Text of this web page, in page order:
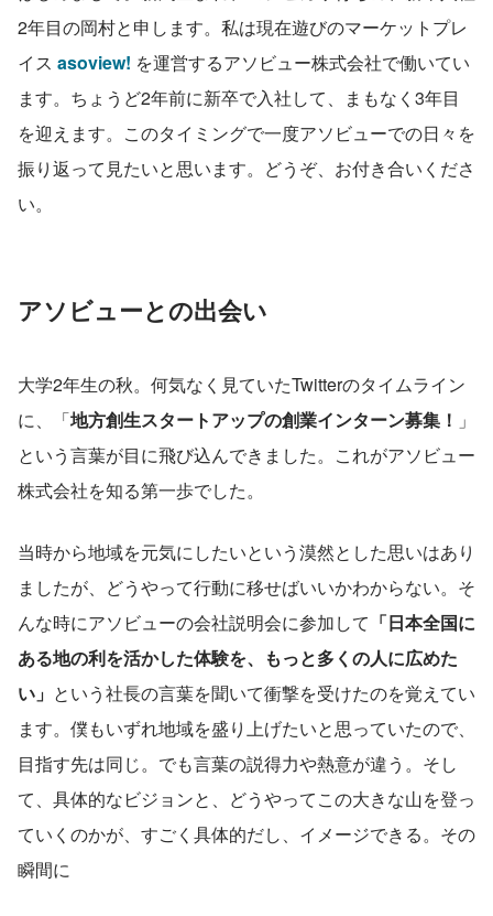
2年目の岡村と申します。私は現在遊びのマーケットプレ
イス asoview! を運営するアソビュー株式会社で働いてい
ます。ちょうど2年前に新卒で入社して、まもなく3年目
を迎えます。このタイミングで一度アソビューでの日々を
振り返って見たいと思います。どうぞ、お付き合いくださ
い。
アソビューとの出会い
大学2年生の秋。何気なく見ていたTwitterのタイムライン
に、「地方創生スタートアップの創業インターン募集！ 」
という言葉が目に飛び込んできました。これがアソビュー
株式会社を知る第一歩でした。
当時から地域を元気にしたいという漠然とした思いはあり
ましたが、どうやって行動に移せばいいかわからない。そ
んな時にアソビューの会社説明会に参加して 「日本全国に
ある地の利を活かした体験を、もっと多くの人に広めた
い」 という社長の言葉を聞いて衝撃を受けたのを覚えてい
ます。僕もいずれ地域を盛り上げたいと思っていたので、
目指す先は同じ。でも言葉の説得力や熱意が違う。そし
て、具体的なビジョンと、どうやってこの大きな山を登っ
ていくのかが、すごく具体的だし、イメージできる。その
瞬間に